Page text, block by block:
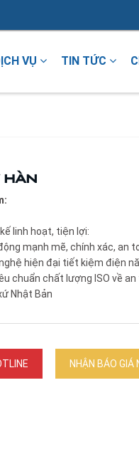
VỤ TIN TỨC
hàn
linh hoạt, tiện lợi:
mạnh mẽ, chính xác, an
hiện đại tiết kiệm điện
chuẩn chất lượng ISO về
Nhật Bản
NHẬN BÁO GIÁ